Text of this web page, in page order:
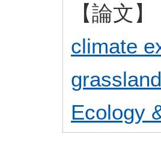
【論文】
climate
Ecology